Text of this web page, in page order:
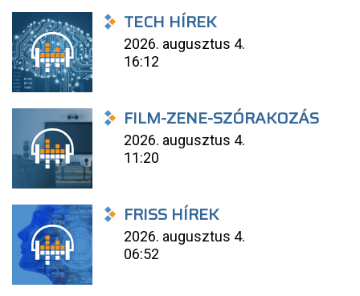
TECH HÍREK
2026. augusztus 4.
16:12
FILM-ZENE-SZÓRAKOZÁS
2026. augusztus 4.
11:20
FRISS HÍREK
2026. augusztus 4.
06:52